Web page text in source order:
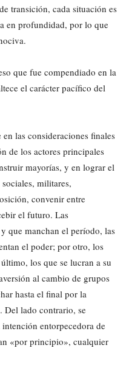
transición, cada situación es
en profundidad, por lo que
que fue compendiado en la
el carácter pacífico del
las consideraciones finales
de los actores principales
mayorías, y en lograr el
militares,
convenir entre
el futuro. Las
que manchan el período, las
el poder; por otro, los
los que se lucran a su
al cambio de grupos
hasta el final por la
Del lado contrario, se
entorpecedora de
«por principio», cualquier